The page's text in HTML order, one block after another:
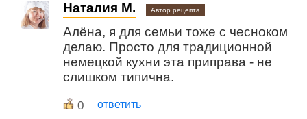
Наталия М. Автор рецепта
Алёна, я для семьи тоже с чесноком
делаю. Просто для традиционной
немецкой кухни эта приправа - не
слишком типична.
0 ответить